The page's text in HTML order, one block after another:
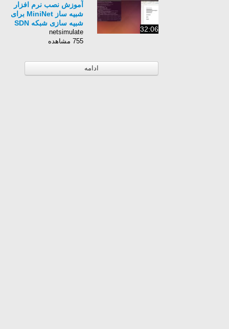
32:06
آموزش نصب نرم افزار
شبیه ساز MiniNet برای
شبیه سازی شبکه SDN
netsimulate
755 مشاهده
ادامه